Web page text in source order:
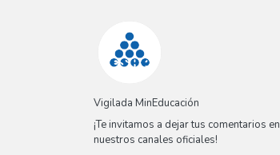
Vigilada MinEducación
¡Te invitamos a dejar tus comentarios en
nuestros canales oficiales!